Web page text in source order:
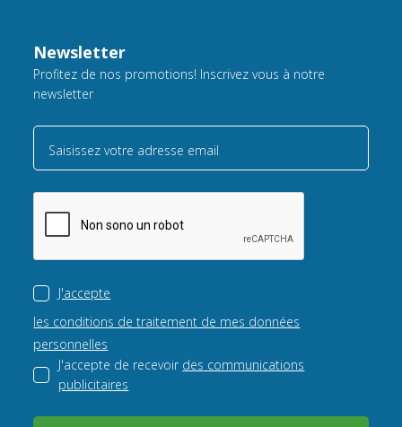
Newsletter
Profitez de nos promotions! Inscrivez vous à notre
newsletter
Saisissez votre adresse email
J'accepte
les conditions de traitement de mes données
personnelles
J'accepte de recevoir des communications
publicitaires